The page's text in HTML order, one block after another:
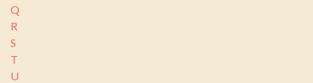
Q
R
S
T
U